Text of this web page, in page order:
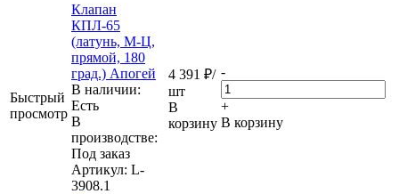
Быстрый
просмотр
Клапан
КПЛ-65
(латунь, М-Ц,
прямой, 180
град.) Апогей
В наличии:
Eсть
В
производстве:
Под заказ
Артикул: L-
3908.1
4 391 ₽/
шт
В
корзину
-
+
В корзину